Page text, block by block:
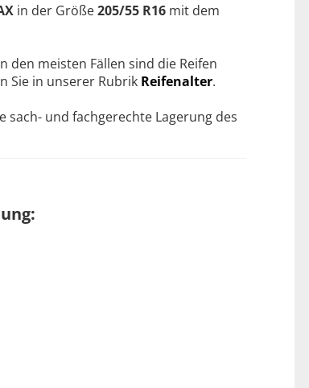
in der Größe205/55 R16 mit dem
den meisten Fällen sind die Reifen
Sie in unserer Rubrik Reifenalter.
sach- und fachgerechte Lagerung des